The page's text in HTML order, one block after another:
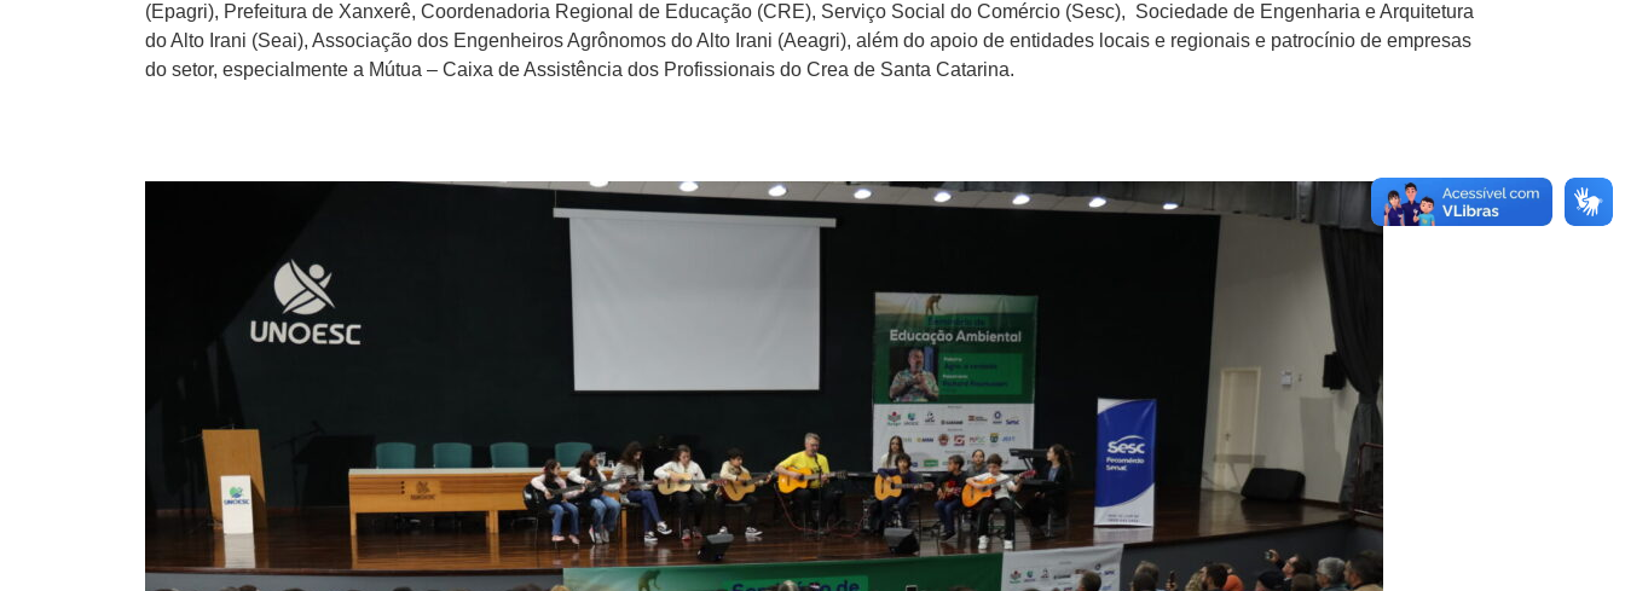
(Epagri), Prefeitura de Xanxerê, Coordenadoria Regional de Educação (CRE), Serviço Social do Comércio (Sesc), Sociedade de Engenharia e Arquitetura
do Alto Irani (Seai), Associação dos Engenheiros Agrônomos do Alto Irani (Aeagri), além do apoio de entidades locais e regionais e patrocínio de empresas
do setor, especialmente a Mútua – Caixa de Assistência dos Profissionais do Crea de Santa Catarina.